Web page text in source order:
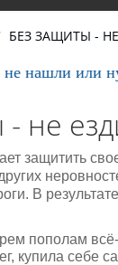
БЕЗ ЗАЩИТЫ -
нашли или
не
защитить
В
пополам
купила себе